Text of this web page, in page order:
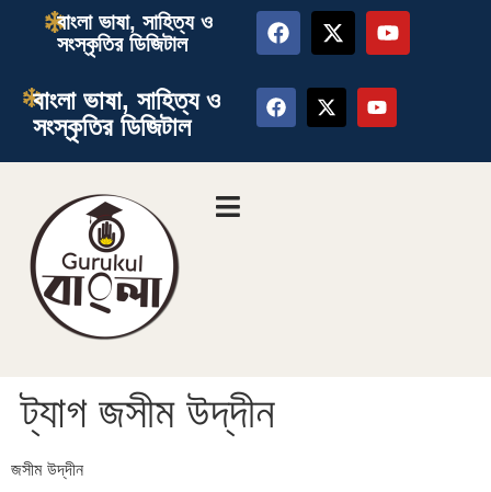
বাংলা ভাষা, সাহিত্য ও
সংস্কৃতির ডিজিটাল
বাংলা ভাষা, সাহিত্য ও
সংস্কৃতির ডিজিটাল
ট্যাগ জসীম উদ্‌দীন
জসীম উদ্‌দীন